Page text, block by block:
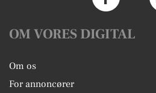
OM VORES DIGITAL
Om os
For annoncører